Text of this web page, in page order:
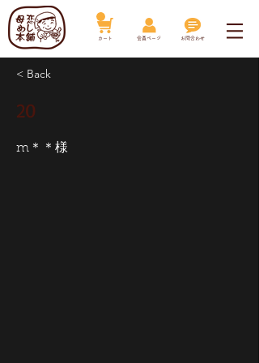
​カート ​会員ページ お問合わせ
< Back
20
m＊＊様